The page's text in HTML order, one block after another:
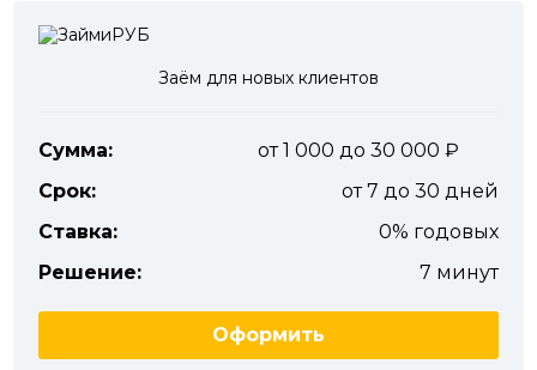
Заём для новых клиентов
Сумма:
от 1 000 до 30 000
Срок:
от 7 до 30 дней
Ставка:
0% годовых
Решение:
7 минут
Оформить